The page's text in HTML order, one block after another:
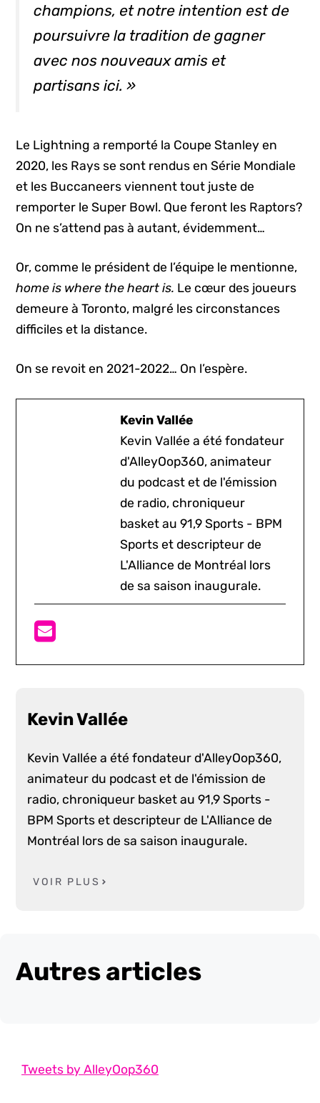
champions, et notre intention est de
poursuivre la tradition de gagner
avec nos nouveaux amis et
partisans ici. »
Le Lightning a remporté la Coupe Stanley en
2020, les Rays se sont rendus en Série Mondiale
et les Buccaneers viennent tout juste de
remporter le Super Bowl. Que feront les Raptors?
On ne s’attend pas à autant, évidemment…
Or, comme le président de l’équipe le mentionne,
home is where the heart is. Le cœur des joueurs
demeure à Toronto, malgré les circonstances
difficiles et la distance.
On se revoit en 2021-2022… On l’espère.
Kevin Vallée
Kevin Vallée a été fondateur
d'AlleyOop360, animateur
du podcast et de l'émission
de radio, chroniqueur
basket au 91,9 Sports - BPM
Sports et descripteur de
L'Alliance de Montréal lors
de sa saison inaugurale.
Kevin Vallée
Kevin Vallée a été fondateur d'AlleyOop360,
animateur du podcast et de l'émission de
radio, chroniqueur basket au 91,9 Sports -
BPM Sports et descripteur de L'Alliance de
Montréal lors de sa saison inaugurale.
VOIR PLUS
Autres articles
Tweets by AlleyOop360